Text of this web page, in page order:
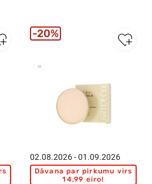
02.08.2026 - 01.09.2026
Dāvana par pirkumu virs
14,99 eiro!
20%